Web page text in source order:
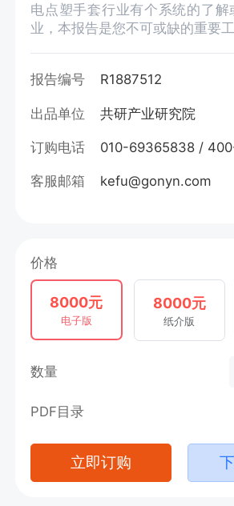
电点塑手套行业有个系统的了
业，本报告是您不可或缺的重要工
报告编号 R1887512
出品单位 共研产业研究院
订购电话 010-69365838 /
客服邮箱 kefu@gonyn.com
价格
8000元
电子版
8000元
纸介版
数量
PDF目录
立即订购